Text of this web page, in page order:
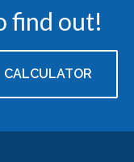
find out!
CALCULATOR